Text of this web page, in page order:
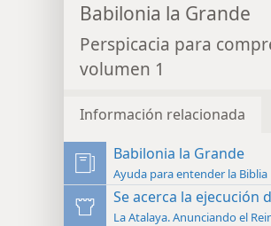
Babilonia la Grande
Perspicacia para
volumen 1
Información relacionada
Babilonia la Grande
Ayuda para entender la Biblia
Se acerca la ejecución
La Atalaya. Anunciando el